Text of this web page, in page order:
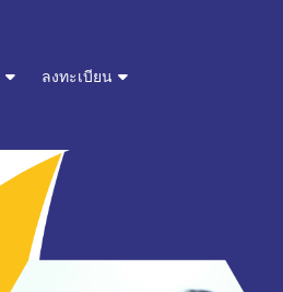
ลงทะเบียน